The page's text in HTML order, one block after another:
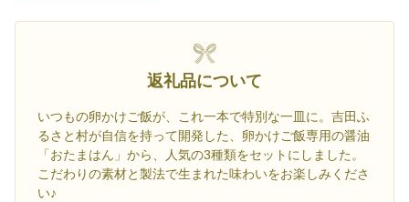
返礼品について
いつもの卵かけご飯が、これ一本で特別な一皿に。吉田ふ
るさと村が自信を持って開発した、卵かけご飯専用の醤油
「おたまはん」から、人気の3種類をセットにしました。
こだわりの素材と製法で生まれた味わいをお楽しみくださ
い♪